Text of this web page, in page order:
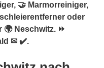
🤝 Marmorreiniger,
oder
Neschwitz. ⏩
✉ ✔️.